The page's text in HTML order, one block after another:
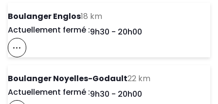
Boulanger Englos18 km
Actuellement fermé :Day of the Week
9h30 - 20h00
Voir Ce Magasin Sur La Carte
Boulanger Noyelles-Godault22 km
Actuellement fermé :Day of the Week
9h30 - 20h00